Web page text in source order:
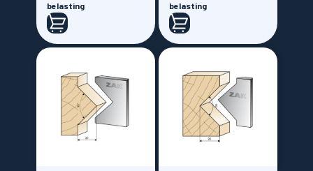
belasting
belasting